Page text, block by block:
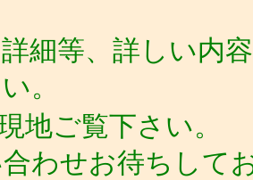
細等、詳しい内
。
地ご覧下さい。
わせお待ちして